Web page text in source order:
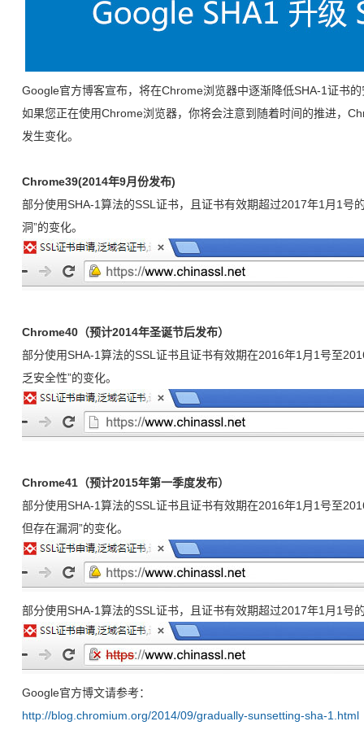
Google官方博客宣布，将在Chrome浏览器中逐渐降低SHA-1证书
如果您正在使用Chrome浏览器，你将会注意到随着时间的推进，
发生变化。
Chrome39(2014年9月份发布)
部分使用SHA-1算法的SSL证书，且证书有效期超过2017年1月1号
洞”的变化。
Chrome40（预计2014年圣诞节后发布）
部分使用SHA-1算法的SSL证书且证书有效期在2016年1月1号至
乏安全性”的变化。
Chrome41（预计2015年第一季度发布）
部分使用SHA-1算法的SSL证书且证书有效期在2016年1月1号至
但存在漏洞”的变化。
部分使用SHA-1算法的SSL证书，且证书有效期超过2017年1月1号
Google官方博文请参考：
http://blog.chromium.org/2014/09/gradually-sunsetting-sha-1.html